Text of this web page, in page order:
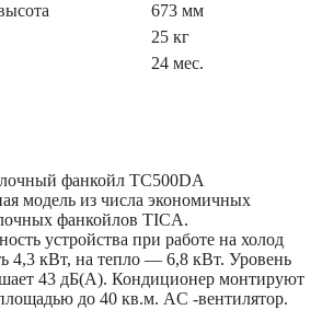
673 мм
25 кг
24 мес.
фанкойл TC500DA
модель из числа экономичных
фанкойлов TICA.
устройства при работе на холод
4,3 кВт, на тепло — 6,8 кВт. Уровень
43 дБ(А). Кондиционер монтируют
до 40 кв.м. AC -вентилятор.